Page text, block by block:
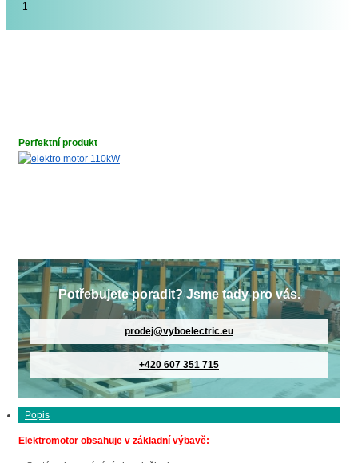
1
Perfektní produkt
Potřebujete poradit? Jsme tady pro vás.
prodej@vyboelectric.eu
+420 607 351 715
Popis
Elektromotor obsahuje v základní výbavě: